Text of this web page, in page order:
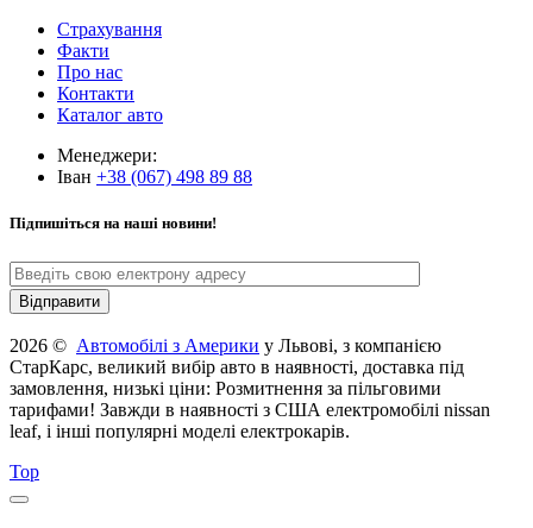
Страхування
Факти
Про нас
Контакти
Каталог авто
Менеджери:
Іван +38 (067) 498 89 88
Підпишіться на наші новини!
2026 © Автомобілі з Америки у Львові, з компанією
СтарКарс, великий вибір авто в наявності, доставка під
замовлення, низькі ціни: Розмитнення за пільговими
тарифами! Завжди в наявності з США електромобілі nissan
leaf, і інші популярні моделі електрокарів.
Top